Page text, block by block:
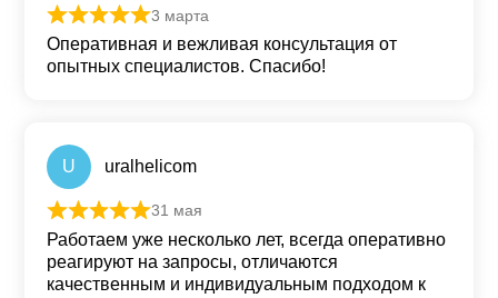
Оценка из 5
3 марта
Оперативная и вежливая консультация от
опытных специалистов. Спасибо!
U uralhelicom
Оценка
31 мая
Работаем уже несколько лет, всегда оперативно
реагируют на запросы, отличаются
качественным и индивидуальным подходом к